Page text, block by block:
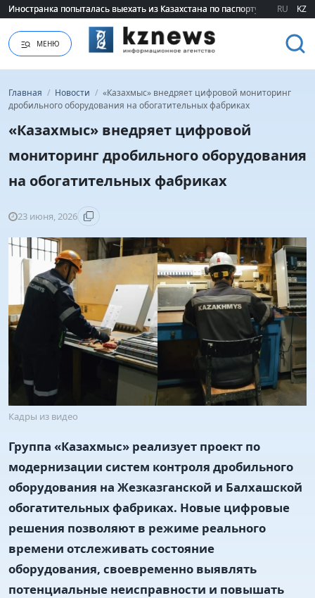
Иностранка попыталась выехать из Казахстана по паспорту сестры
Иностранка попыталась выехать из Казахстана по паспорту сестры
RU KZ
МЕНЮ
Главная / Новости / «Казахмыс» внедряет цифровой мониторинг
дробильного оборудования на обогатительных фабриках
«Казахмыс» внедряет цифровой
мониторинг дробильного оборудования
на обогатительных фабриках
23 июня, 2026
Кадры из видео
Группа «Казахмыс» реализует проект по
модернизации систем контроля дробильного
оборудования на Жезказганской и Балхашской
обогатительных фабриках. Новые цифровые
решения позволяют в режиме реального
времени отслеживать состояние
оборудования, своевременно выявлять
потенциальные неисправности и повышать